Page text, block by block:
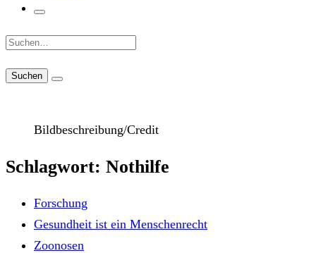
Suche:
Bildbeschreibung/Credit
Schlagwort: Nothilfe
Forschung
Gesundheit ist ein Menschenrecht
Zoonosen